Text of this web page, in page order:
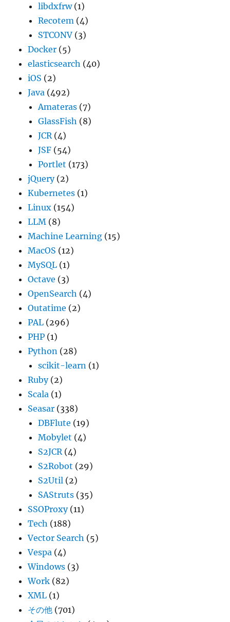
libdxfrw(1)
Recotem (4)
STCONV (3)
Docker (5)
elasticsearch (40)
iOS (2)
Java (492)
Amateras (7)
GlassFish (8)
JCR(4)
JSF (54)
Portlet (173)
jQuery(2)
Kubernetes (1)
Linux (154)
LLM (8)
Machine Learning (15)
MacOS (12)
MySQL (1)
Octave (3)
OpenSearch (4)
Outatime (2)
PAL (296)
PHP (1)
Python (28)
scikit-learn (1)
Ruby(2)
Scala (1)
Seasar (338)
DBFlute (19)
Mobylet (4)
S2JCR(4)
S2Robot (29)
S2Util (2)
SAStruts (35)
SSOProxy(11)
Tech (188)
Vector Search (5)
Vespa (4)
Windows (3)
Work (82)
XML (1)
その他 (701)